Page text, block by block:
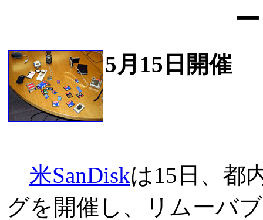
5月15日開催
米SanDiskは15日、都
グを開催し、リムーバ